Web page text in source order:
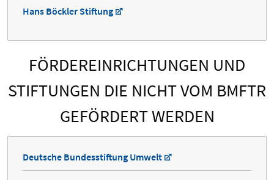
Hans Böckler Stiftung
FÖRDEREINRICHTUNGEN UND
STIFTUNGEN DIE NICHT VOM BMFTR
GEFÖRDERT WERDEN
Deutsche Bundesstiftung Umwelt